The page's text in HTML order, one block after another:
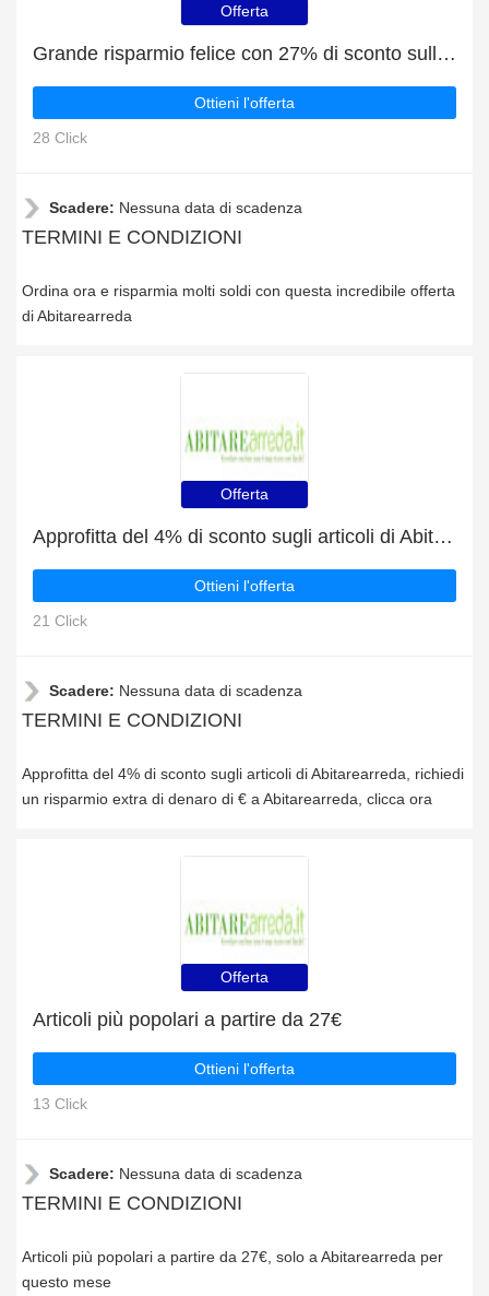
Offerta
Grande risparmio felice con 27% di sconto sulle ultime offerte
Ottieni l'offerta
28 Click
Scadere: Nessuna data di scadenza
TERMINI E CONDIZIONI
Ordina ora e risparmia molti soldi con questa incredibile offerta
di Abitarearreda
Offerta
Approfitta del 4% di sconto sugli articoli di Abitarearreda
Ottieni l'offerta
21 Click
Scadere: Nessuna data di scadenza
TERMINI E CONDIZIONI
Approfitta del 4% di sconto sugli articoli di Abitarearreda, richiedi
un risparmio extra di denaro di € a Abitarearreda, clicca ora
Offerta
Articoli più popolari a partire da 27€
Ottieni l'offerta
13 Click
Scadere: Nessuna data di scadenza
TERMINI E CONDIZIONI
Articoli più popolari a partire da 27€, solo a Abitarearreda per
questo mese